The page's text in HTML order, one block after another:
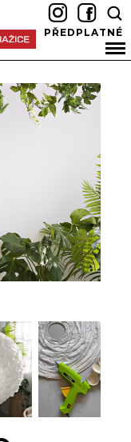
PŘEDPLATNÉ